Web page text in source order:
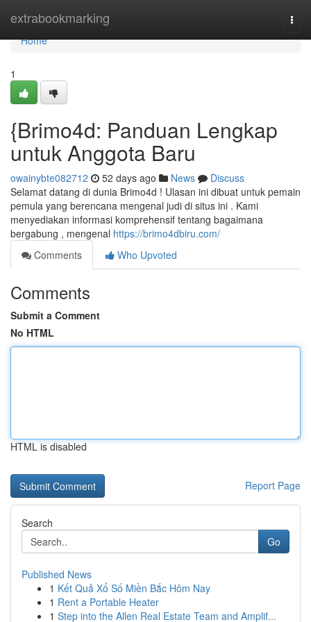
extrabookmarking
Home
Home
1
{Brimo4d: Panduan Lengkap
untuk Anggota Baru
owainybte082712 52 days ago News
Discuss
Selamat datang di dunia Brimo4d ! Ulasan ini dibuat untuk pemain
pemula yang berencana mengenal judi di situs ini . Kami
menyediakan informasi komprehensif tentang bagaimana
bergabung , mengenal https://brimo4dbiru.com/
Comments
Who Upvoted
Comments
Submit a Comment
No HTML
HTML is disabled
Report Page
Search
Go
Published News
1 Kết Quả Xổ Số Miền Bắc Hôm Nay
1 Rent a Portable Heater
1 Step into the Allen Real Estate Team and Amplif...